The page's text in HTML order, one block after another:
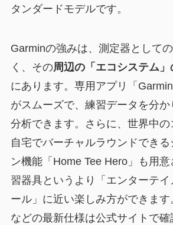
タンダードモデルです。
Garminの強みは、測定器として
く、その周辺の「エコシステム」
にあります。専用アプリ「
がスムーズで、練習データを分か
分析できます。さらに、世界中の
自宅でバーチャルラウンドできる
ン機能「Home Tee Hero」も用
習器具というより「エンターテ
ール」に近い楽しみ方ができま
などの最新仕様は公式サイトで